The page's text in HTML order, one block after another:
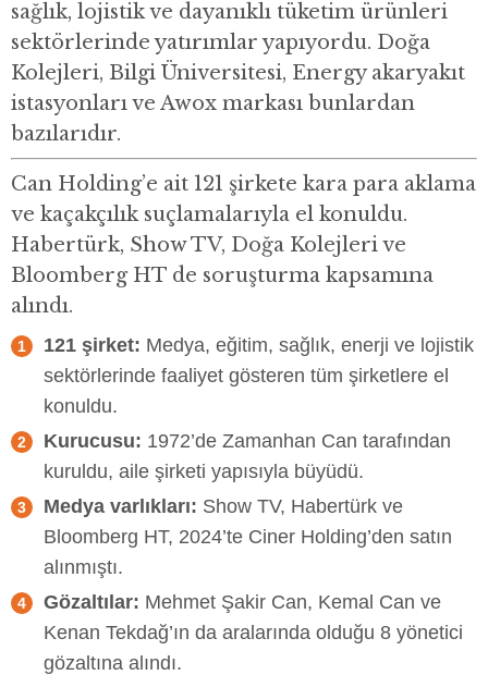
sağlık, lojistik ve dayanıklı tüketim ürünleri
sektörlerinde yatırımlar yapıyordu. Doğa
Kolejleri, Bilgi Üniversitesi, Energy akaryakıt
istasyonları ve Awox markası bunlardan
bazılarıdır.
Can Holding’e ait 121 şirkete kara para aklama
ve kaçakçılık suçlamalarıyla el konuldu.
Habertürk, Show TV, Doğa Kolejleri ve
Bloomberg HT de soruşturma kapsamına
alındı.
121 şirket: Medya, eğitim, sağlık, enerji ve lojistik
sektörlerinde faaliyet gösteren tüm şirketlere el
konuldu.
Kurucusu: 1972’de Zamanhan Can tarafından
kuruldu, aile şirketi yapısıyla büyüdü.
Medya varlıkları: Show TV, Habertürk ve
Bloomberg HT, 2024’te Ciner Holding’den satın
alınmıştı.
Gözaltılar: Mehmet Şakir Can, Kemal Can ve
Kenan Tekdağ’ın da aralarında olduğu 8 yönetici
gözaltına alındı.